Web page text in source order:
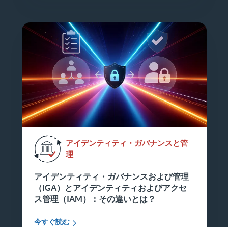
アイデンティティ・ガバナンスと管
理
アイデンティティ・ガバナンスおよび管理
（IGA）とアイデンティティおよびアクセ
ス管理（IAM）：その違いとは？
今すぐ読む